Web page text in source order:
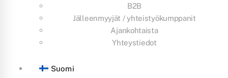
B2B
Jälleenmyyjät / yhteistyökumppanit
Ajankohtaista
Yhteystiedot
Suomi